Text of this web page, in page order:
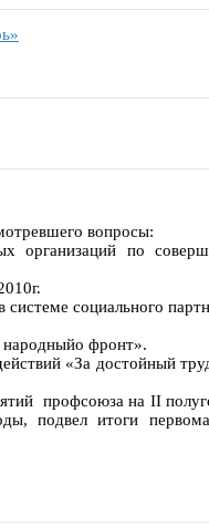
вопросы:
организаций по
социального
фронт».
«За достойный
профсоюза на II
подвел итоги